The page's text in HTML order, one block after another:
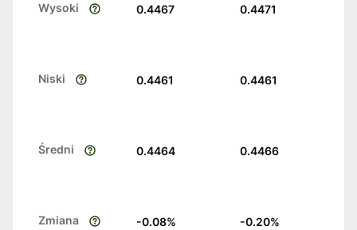
Wysoki 0.4467 0.4471
Niski 0.4461 0.4461
Średni 0.4464 0.4466
Zmiana -0.08% -0.20%